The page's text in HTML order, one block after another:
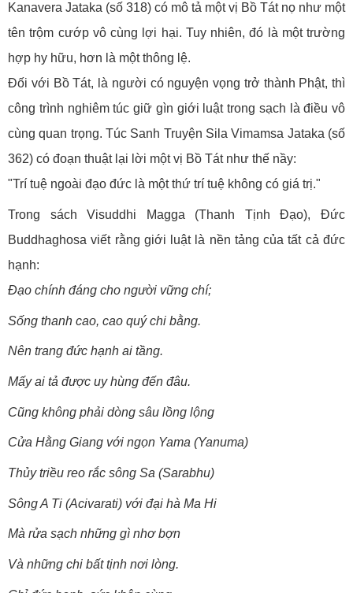
Kanavera Jataka (số 318) có mô tả một vị Bồ Tát nọ như một
tên trộm cướp vô cùng lợi hại. Tuy nhiên, đó là một trường
hợp hy hữu, hơn là một thông lệ.
Đối với Bồ Tát, là người có nguyện vọng trở thành Phật, thì
công trình nghiêm túc giữ gìn giới luật trong sạch là điều vô
cùng quan trọng. Túc Sanh Truyện Sila Vimamsa Jataka (số
362) có đoạn thuật lại lời một vị Bồ Tát như thế nầy:
"Trí tuệ ngoài đạo đức là một thứ trí tuệ không có giá trị."
Trong sách Visuddhi Magga (Thanh Tịnh Đạo), Đức
Buddhaghosa viết rằng giới luật là nền tảng của tất cả đức
hạnh:
Đạo chính đáng cho người vững chí;
Sống thanh cao, cao quý chi bằng.
Nên trang đức hạnh ai tầng.
Mấy ai tả được uy hùng đến đâu.
Cũng không phải dòng sâu lồng lộng
Cửa Hằng Giang với ngọn Yama (Yanuma)
Thủy triều reo rắc sông Sa (Sarabhu)
Sông A Ti (Acivarati) với đại hà Ma Hi
Mà rửa sạch những gì nhơ bợn
Và những chi bất tịnh nơi lòng.